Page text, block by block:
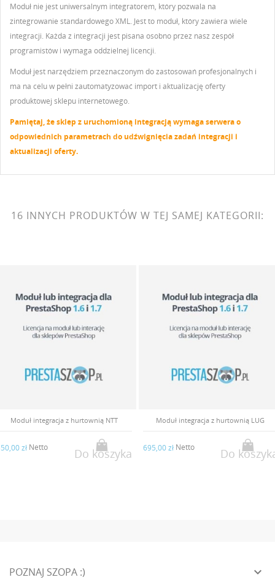
Moduł nie jest uniwersalnym integratorem, który pozwala na
zintegrowanie standardowego XML. Jest to moduł, który zawiera wiele
integracji. Każda z integracji jest pisana osobno przez nasz zespół
programistów i wymaga oddzielnej licencji.
Moduł jest narzędziem przeznaczonym do zastosowań profesjonalnych i
ma na celu w pełni zautomatyzować import i aktualizację oferty
produktowej sklepu internetowego.
Pamiętaj, że sklep z uruchomioną integracją wymaga serwera o
odpowiednich parametrach do udźwignięcia zadań integracji i
aktualizacji oferty.
16 INNYCH PRODUKTÓW W TEJ SAMEJ KATEGORII:
Moduł integracja z hurtownią LUG
zł Netto Do koszyka
Moduł integracja z hurtownią B2Bike
350,00 zł Netto Do
POZNAJ SZOPA :) 